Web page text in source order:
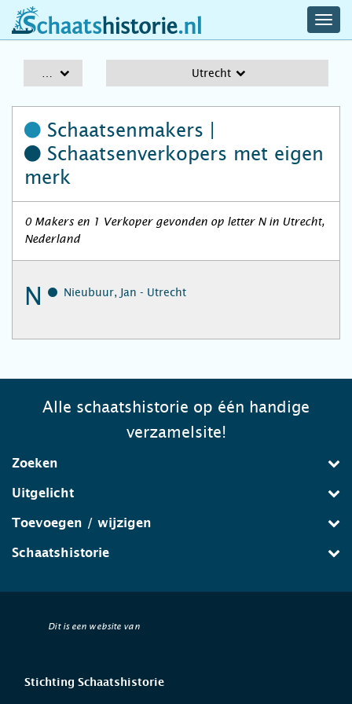
schaatshistorie.nl
Utrecht
Schaatsenmakers |
Schaatsenverkopers met eigen
merk
0 Makers en 1 Verkoper gevonden op letter N in Utrecht,
Nederland
N Nieubuur, Jan - Utrecht
Alle schaatshistorie op één handige
verzamelsite!
Zoeken
Uitgelicht
Toevoegen / wijzigen
Schaatshistorie
Dit is een website van
Stichting Schaatshistorie